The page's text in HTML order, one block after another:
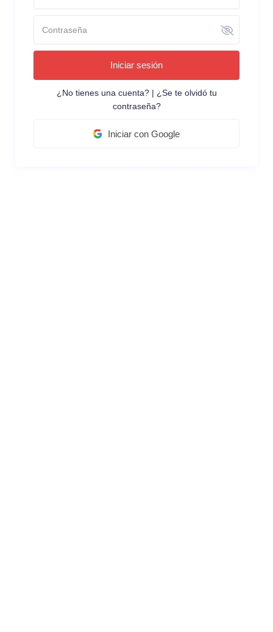
Iniciar sesión
¿No tienes una cuenta?| ¿Se te olvidó tu
contraseña?
Iniciar con Google